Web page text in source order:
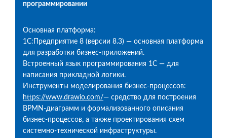
программировании
Основная платформа:
1С:Предприятие 8 (версии 8.3) — основная платформа
для разработки бизнес-приложений.
Встроенный язык программирования 1С — для
написания прикладной логики.
Инструменты моделирования бизнес-процессов:
https://www.drawio.com/— средство для построения
BPMN-диаграмм и формализованного описания
бизнес-процессов, а также проектирования схем
системно-технической инфраструктуры.